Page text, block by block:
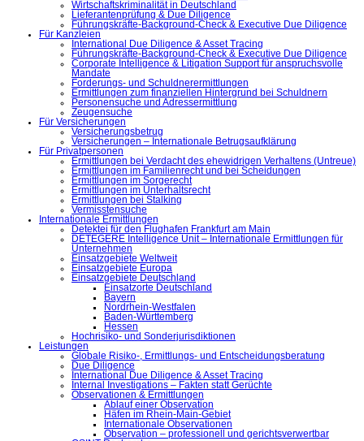
Wirtschaftskriminalität in Deutschland
Lieferantenprüfung & Due Diligence
Führungskräfte-Background-Check & Executive Due Diligence
Für Kanzleien
International Due Diligence & Asset Tracing
Führungskräfte-Background-Check & Executive Due Diligence
Corporate Intelligence & Litigation Support für anspruchsvolle
Mandate
Forderungs- und Schuldnerermittlungen
Ermittlungen zum finanziellen Hintergrund bei Schuldnern
Personensuche und Adressermittlung
Zeugensuche
Für Versicherungen
Versicherungsbetrug
Versicherungen – Internationale Betrugsaufklärung
Für Privatpersonen
Ermittlungen bei Verdacht des ehewidrigen Verhaltens (Untreue)
Ermittlungen im Familienrecht und bei Scheidungen
Ermittlungen im Sorgerecht
Ermittlungen im Unterhaltsrecht
Ermittlungen bei Stalking
Vermisstensuche
Internationale Ermittlungen
Detektei für den Flughafen Frankfurt am Main
DETEGERE Intelligence Unit – Internationale Ermittlungen für
Unternehmen
Einsatzgebiete Weltweit
Einsatzgebiete Europa
Einsatzgebiete Deutschland
Einsatzorte Deutschland
Bayern
Nordrhein-Westfalen
Baden-Württemberg
Hessen
Hochrisiko- und Sonderjurisdiktionen
Leistungen
Globale Risiko-, Ermittlungs- und Entscheidungsberatung
Due Diligence
International Due Diligence & Asset Tracing
Internal Investigations – Fakten statt Gerüchte
Observationen & Ermittlungen
Ablauf einer Observation
Häfen im Rhein-Main-Gebiet
Internationale Observationen
Observation – professionell und gerichtsverwertbar